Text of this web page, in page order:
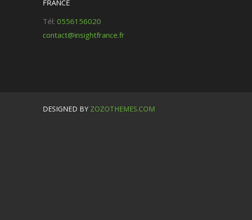
FRANCE
Tél: 0556156020
contact@insightfrance.fr
DESIGNED BY ZOZOTHEMES.COM